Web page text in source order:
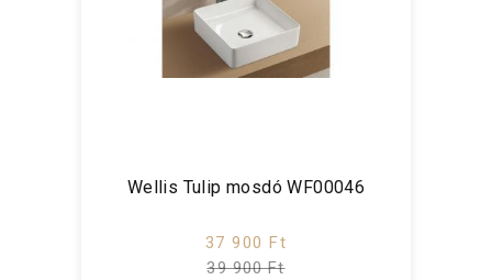
Wellis Tulip mosdó WF00046
37 900 Ft
39 900 Ft